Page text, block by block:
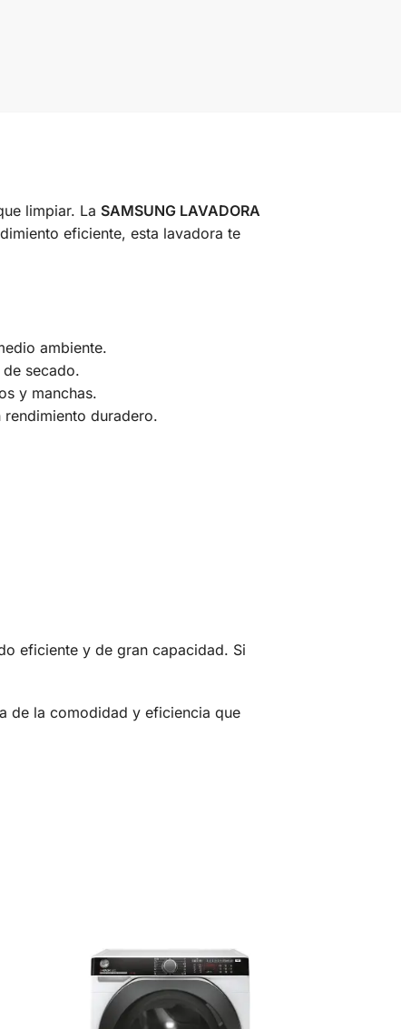
limpiar. La SAMSUNG LAVADORA
eficiente, esta lavadora te
ambiente.
secado.
y manchas.
duradero.
eficiente y de gran capacidad. Si
de la comodidad y eficiencia que